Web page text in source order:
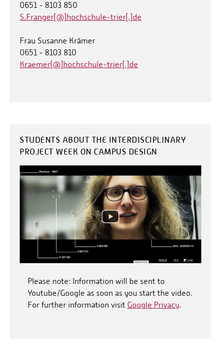
0651 - 8103 850
S.Franger[@]hochschule-trier[.]de
Frau Susanne Krämer
0651 - 8103 810
Kraemer[@]hochschule-trier[.]de
STUDENTS ABOUT THE INTERDISCIPLINARY
PROJECT WEEK ON CAMPUS DESIGN
Please note: Information will be sent to
Youtube/Google as soon as you start the video.
For further information visit Google Privacy.